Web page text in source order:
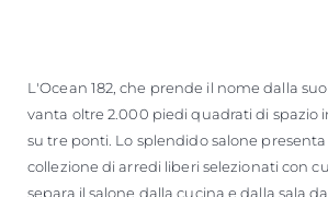
L'Ocean 182, che prende il nome dalla
vanta oltre 2.000 piedi quadrati di spazio
su tre ponti. Lo splendido salone
collezione di arredi liberi selezionati con
separa il salone dalla cucina e dalla sala